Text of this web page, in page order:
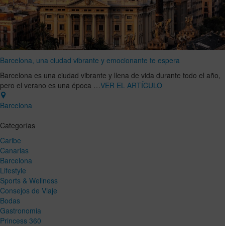
Barcelona, una ciudad vibrante y emocionante te espera
Barcelona es una ciudad vibrante y llena de vida durante todo el año,
pero el verano es una época …VER EL ARTÍCULO
Barcelona
Categorías
Caribe
Canarias
Barcelona
Lifestyle
Sports & Wellness
Consejos de Viaje
Bodas
Gastronomia
Princess 360